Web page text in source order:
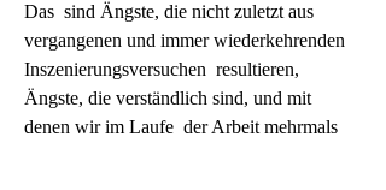
Das  sind Ängste, die nicht zuletzt aus
vergangenen und immer wiederkehrenden
Inszenierungsversuchen  resultieren,
Ängste, die verständlich sind, und mit
denen wir im Laufe  der Arbeit mehrmals